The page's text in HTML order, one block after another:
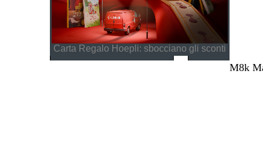
Carta Regalo Hoepli: sbocciano gli sconti
M8k